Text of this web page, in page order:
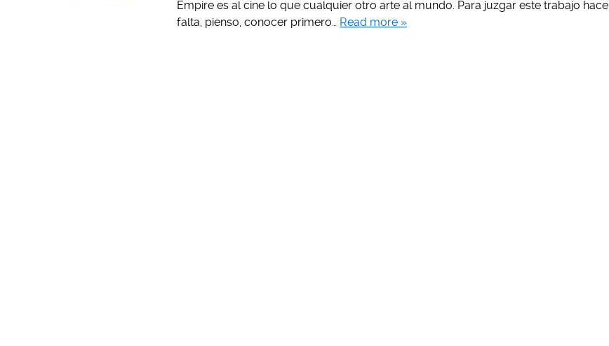
Empire es al cine lo que cualquier otro arte al mundo. Para juzgar este trabajo hace
falta, pienso, conocer primero… Read more »